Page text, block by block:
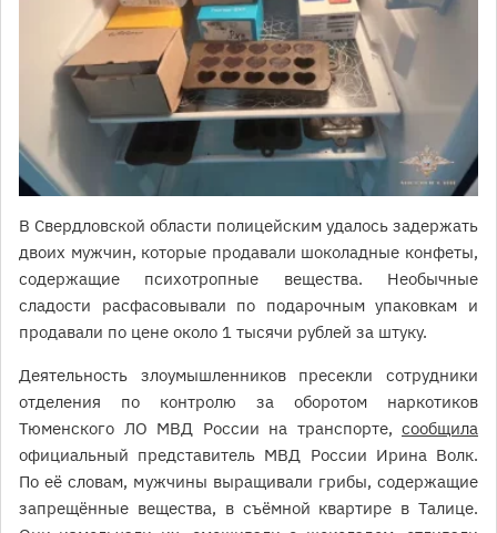
В Свердловской области полицейским удалось задержать
двоих мужчин, которые продавали шоколадные конфеты,
содержащие психотропные вещества. Необычные
сладости расфасовывали по подарочным упаковкам и
продавали по цене около 1 тысячи рублей за штуку.
Деятельность злоумышленников пресекли сотрудники
отделения по контролю за оборотом наркотиков
Тюменского ЛО МВД России на транспорте, сообщила
официальный представитель МВД России Ирина Волк.
По её словам, мужчины выращивали грибы, содержащие
запрещённые вещества, в съёмной квартире в Талице.